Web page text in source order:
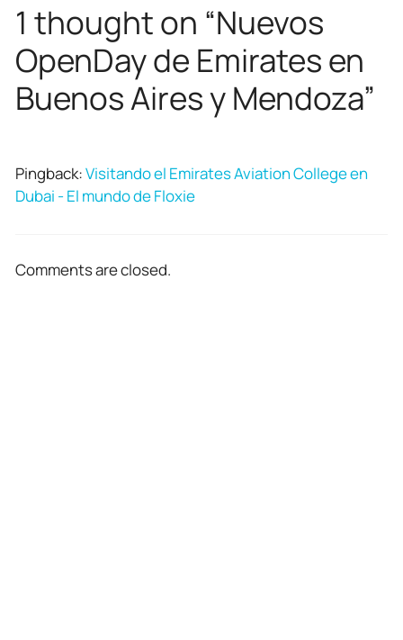
1 thought on “Nuevos
OpenDay de Emirates en
Buenos Aires y Mendoza”
Pingback:Visitando el Emirates Aviation College en
Dubai - El mundo de Floxie
Comments are closed.